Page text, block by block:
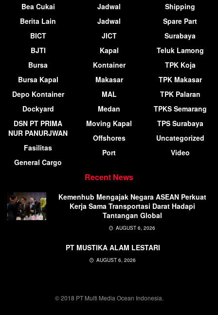
Bea Cukai
Berita Lain
BICT
BJTI
Bursa
Bursa Kapal
Depo Kontainer
Dockyard
DSN PT PRIMA
NUR PANURJWAN
Fasilitas
General Cargo
Jadwal
Jadwal
JICT
Kapal
Kontainer
Makasar
MAL
Medan
Moving Kapal
Offshores
Port
Shipping
Spare Part
Surabaya
Teluk Lamong
TPK Koja
TPK Makasar
TPK Palaran
TPKS Semarang
TPS Surabaya
Uncategorized
Video
Recent News
Kemenhub Mengajak Negara ASEAN Perkuat
Kerja Sama Transportasi Darat Hadapi
Tantangan Global
AUGUST 6, 2026
PT MUSTIKA ALAM LESTARI
AUGUST 6, 2026
© 2018 PT Multi Media Ocean Indonesia.